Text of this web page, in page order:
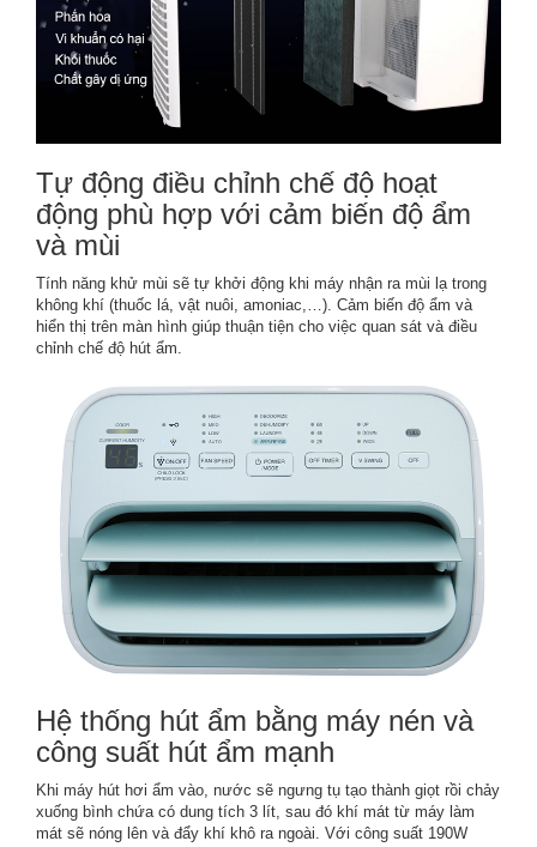
Tự động điều chỉnh chế độ hoạt
động phù hợp với cảm biến độ ẩm
và mùi
Tính năng khử mùi sẽ tự khởi động khi máy nhận ra mùi lạ trong
không khí (thuốc lá, vật nuôi, amoniac,…). Cảm biến độ ẩm và
hiển thị trên màn hình giúp thuận tiện cho việc quan sát và điều
chỉnh chế độ hút ẩm.
Hệ thống hút ẩm bằng máy nén và
công suất hút ẩm mạnh
Khi máy hút hơi ẩm vào, nước sẽ ngưng tụ tạo thành giọt rồi chảy
xuống bình chứa có dung tích 3 lít, sau đó khí mát từ máy làm
mát sẽ nóng lên và đẩy khí khô ra ngoài. Với công suất 190W